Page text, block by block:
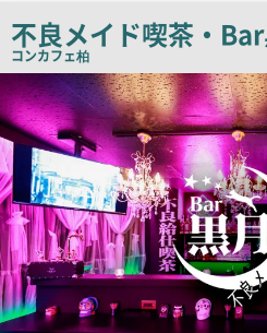
ー
不良メイド喫茶・
コンカフェ柏
索
結
果
一
覧
用
画
像